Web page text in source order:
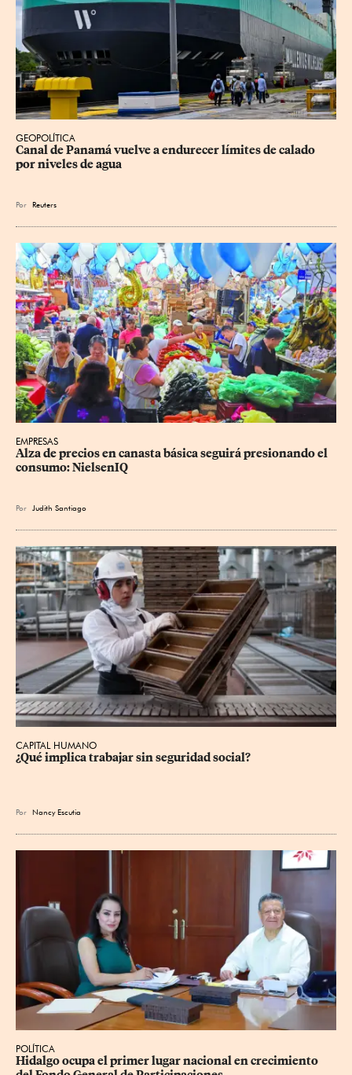
GEOPOLÍTICA
Canal de Panamá vuelve a endurecer límites de calado
por niveles de agua
Por Reuters
EMPRESAS
Alza de precios en canasta básica seguirá presionando el
consumo: NielsenIQ
Por Judith Santiago
CAPITAL HUMANO
¿Qué implica trabajar sin seguridad social?
Por Nancy Escutia
POLÍTICA
Hidalgo ocupa el primer lugar nacional en crecimiento